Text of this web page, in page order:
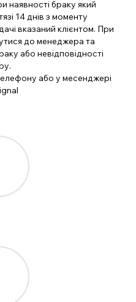
наявності браку який
14 днів з моменту
вказаний клієнтом. При
до менеджера та
або невідповідності
або у месенджері